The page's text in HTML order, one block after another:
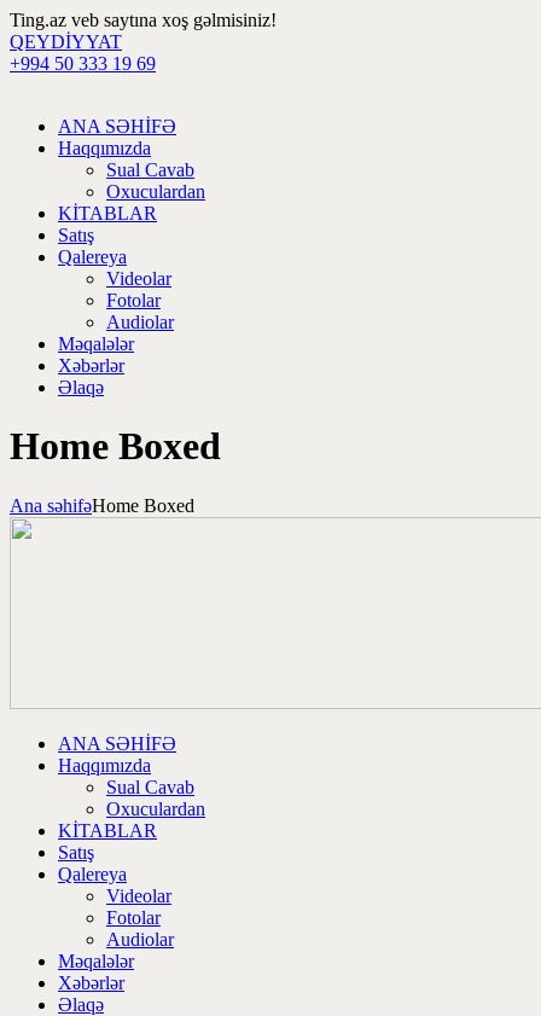
Ting.az veb saytına xoş gəlmisiniz!
QEYDİYYAT
+994 50 333 19 69
ANA SƏHİFƏ
Haqqımızda
Sual Cavab
Oxuculardan
KİTABLAR
Satış
Qalereya
Videolar
Fotolar
Audiolar
Məqalələr
Xəbərlər
Əlaqə
Home Boxed
Ana səhifəHome Boxed
ANA SƏHİFƏ
Haqqımızda
Sual Cavab
Oxuculardan
KİTABLAR
Satış
Qalereya
Videolar
Fotolar
Audiolar
Məqalələr
Xəbərlər
Əlaqə